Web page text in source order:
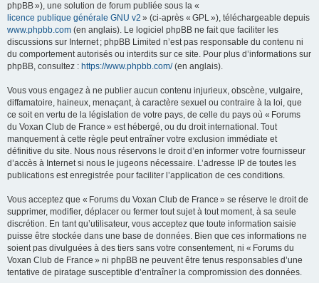
phpBB »), une solution de forum publiée sous la «
licence publique générale GNU v2 » (ci-après « GPL »), téléchargeable depuis
www.phpbb.com (en anglais). Le logiciel phpBB ne fait que faciliter les
discussions sur Internet ; phpBB Limited n’est pas responsable du contenu ni
du comportement autorisés ou interdits sur ce site. Pour plus d’informations sur
phpBB, consultez : https://www.phpbb.com/(en anglais).
Vous vous engagez à ne publier aucun contenu injurieux, obscène, vulgaire,
diffamatoire, haineux, menaçant, à caractère sexuel ou contraire à la loi, que
ce soit en vertu de la législation de votre pays, de celle du pays où « Forums
du Voxan Club de France » est hébergé, ou du droit international. Tout
manquement à cette règle peut entraîner votre exclusion immédiate et
définitive du site. Nous nous réservons le droit d’en informer votre fournisseur
d’accès à Internet si nous le jugeons nécessaire. L’adresse IP de toutes les
publications est enregistrée pour faciliter l’application de ces conditions.
Vous acceptez que « Forums du Voxan Club de France » se réserve le droit de
supprimer, modifier, déplacer ou fermer tout sujet à tout moment, à sa seule
discrétion. En tant qu’utilisateur, vous acceptez que toute information saisie
puisse être stockée dans une base de données. Bien que ces informations ne
soient pas divulguées à des tiers sans votre consentement, ni « Forums du
Voxan Club de France » ni phpBB ne peuvent être tenus responsables d’une
tentative de piratage susceptible d’entraîner la compromission des données.